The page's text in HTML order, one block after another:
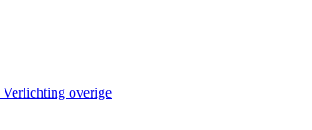
Verlichting overige